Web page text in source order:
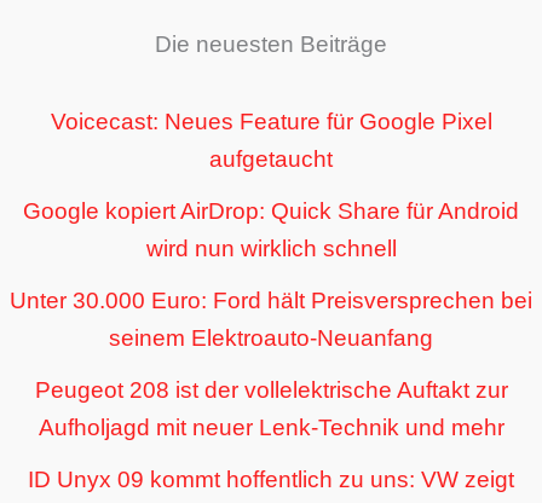
Die neuesten Beiträge
Voicecast: Neues Feature für Google Pixel
aufgetaucht
Google kopiert AirDrop: Quick Share für Android
wird nun wirklich schnell
Unter 30.000 Euro: Ford hält Preisversprechen bei
seinem Elektroauto-Neuanfang
Peugeot 208 ist der vollelektrische Auftakt zur
Aufholjagd mit neuer Lenk-Technik und mehr
ID Unyx 09 kommt hoffentlich zu uns: VW zeigt